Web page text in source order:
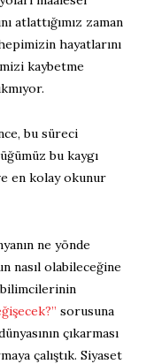
atlattığımız zaman
hayatlarını
kaybetme
bu süreci
bu kaygı
en kolay okunur
ne yönde
nasıl olabileceğine
bilimcilerinin
sorusuna
çıkarması
çalıştık. Siyaset